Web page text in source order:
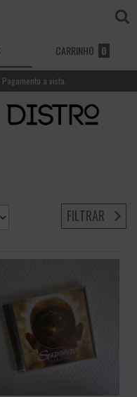
CARRINHO 0
Pagamento a vista.
FILTRAR